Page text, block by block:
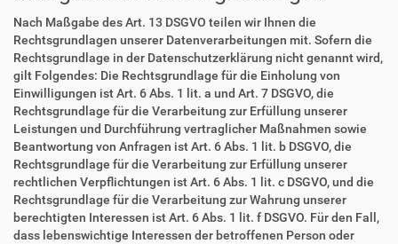
Nach Maßgabe des Art. 13 DSGVO teilen wir Ihnen die
Rechtsgrundlagen unserer Datenverarbeitungen mit. Sofern die
Rechtsgrundlage in der Datenschutzerklärung nicht genannt wird,
gilt Folgendes: Die Rechtsgrundlage für die Einholung von
Einwilligungen ist Art. 6 Abs. 1 lit. a und Art. 7 DSGVO, die
Rechtsgrundlage für die Verarbeitung zur Erfüllung unserer
Leistungen und Durchführung vertraglicher Maßnahmen sowie
Beantwortung von Anfragen ist Art. 6 Abs. 1 lit. b DSGVO, die
Rechtsgrundlage für die Verarbeitung zur Erfüllung unserer
rechtlichen Verpflichtungen ist Art. 6 Abs. 1 lit. c DSGVO, und die
Rechtsgrundlage für die Verarbeitung zur Wahrung unserer
berechtigten Interessen ist Art. 6 Abs. 1 lit. f DSGVO. Für den Fall,
dass lebenswichtige Interessen der betroffenen Person oder